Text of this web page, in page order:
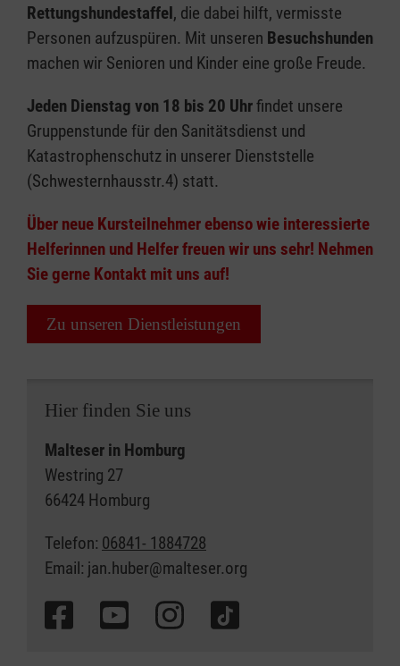
Rettungshundestaffel, die dabei hilft, vermisste
Personen aufzuspüren. Mit unseren Besuchshunden
machen wir Senioren und Kinder eine große Freude.
Jeden Dienstag von 18 bis 20 Uhrfindet unsere
Gruppenstunde für den Sanitätsdienst und
Katastrophenschutz in unserer Dienststelle
(Schwesternhausstr.4) statt.
Über neue Kursteilnehmer ebenso wie interessierte
Helferinnen und Helfer freuen wir uns sehr! Nehmen
Sie gerne Kontakt mit uns auf!
Zu unseren Dienstleistungen
Hier finden Sie uns
Malteser in Homburg
Westring 27
66424 Homburg
Telefon: 06841- 1884728
Email: jan.huber@malteser.org